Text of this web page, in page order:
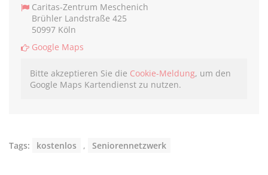
Caritas-Zentrum Meschenich
Brühler Landstraße 425
50997 Köln
Google Maps
Bitte akzeptieren Sie die Cookie-Meldung, um den
Google Maps Kartendienst zu nutzen.
Tags: kostenlos , Seniorennetzwerk